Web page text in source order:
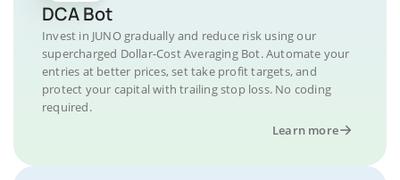
DCA Bot
Invest in JUNO gradually and reduce risk using our
supercharged Dollar-Cost Averaging Bot. Automate your
entries at better prices, set take profit targets, and
protect your capital with trailing stop loss. No coding
required.
Learn more